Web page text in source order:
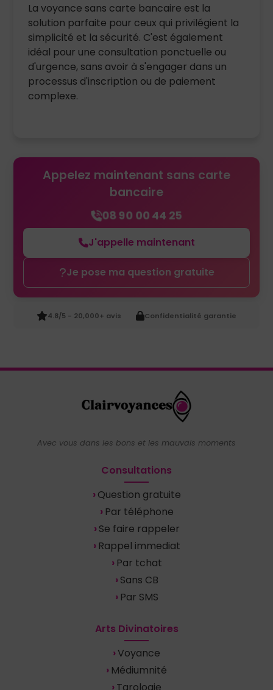
La voyance sans carte bancaire est la
solution parfaite pour ceux qui privilégient la
simplicité et la sécurité. C'est également
idéal pour une consultation ponctuelle ou
d'urgence, sans avoir à s'engager dans un
processus d'inscription ou de paiement
complexe.
Appelez maintenant sans carte
bancaire
08 90 00 44 25
J'appelle maintenant
Je pose ma question gratuite
4.8/5 - 20,000+ avis Confidentialité garantie
Avec vous dans les bons et les mauvais moments
Consultations
Question gratuite
Par téléphone
Se faire rappeler
Rappel immediat
Par tchat
Sans CB
Par SMS
Arts Divinatoires
Voyance
Médiumnité